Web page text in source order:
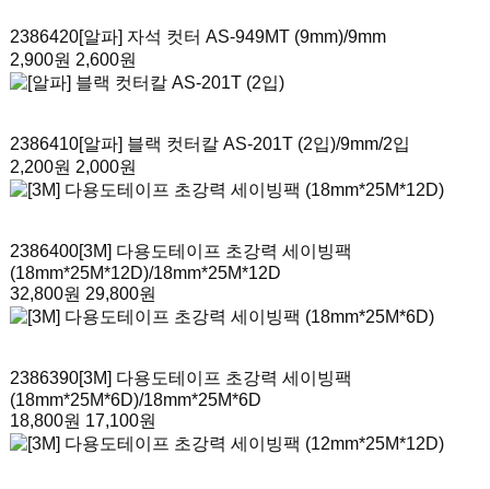
2386420[알파] 자석 컷터 AS-949MT (9mm)/9mm
2,900원 2,600원
2386410[알파] 블랙 컷터칼 AS-201T (2입)/9mm/2입
2,200원 2,000원
2386400[3M] 다용도테이프 초강력 세이빙팩
(18mm*25M*12D)/18mm*25M*12D
32,800원 29,800원
2386390[3M] 다용도테이프 초강력 세이빙팩
(18mm*25M*6D)/18mm*25M*6D
18,800원 17,100원